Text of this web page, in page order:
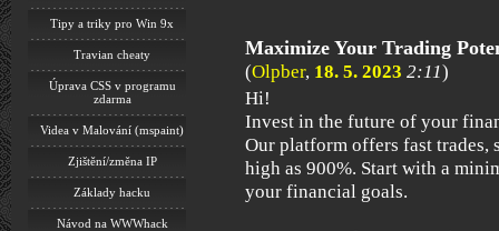
Tipy a triky pro Win 9x
Travian cheaty
Úprava CSS v programu
zdarma
Videa v Malování (mspaint)
Zjištění/změna IP
Základy hacku
Návod na WWWhack
Maximize Your Trading
(Olpber, 18. 5. 2023 2:11)
Hi!
Invest in the future of your
Our platform offers fast trades,
high as 900%. Start with a
your financial goals.